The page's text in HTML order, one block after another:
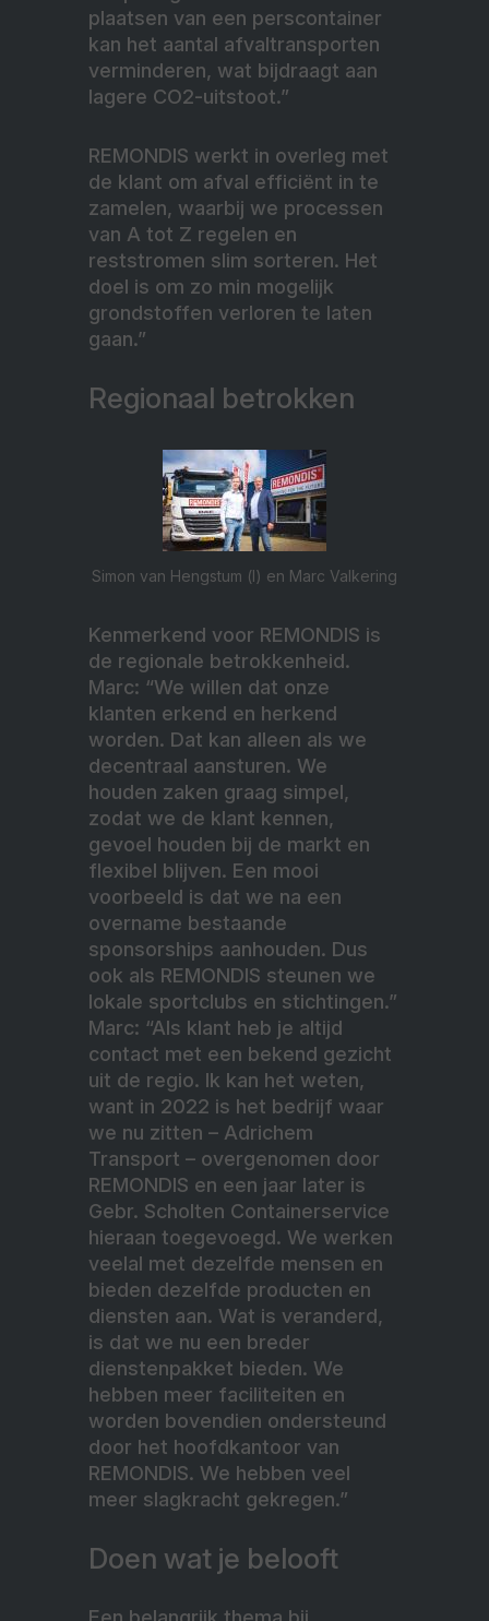
plaatsen van een perscontainer
kan het aantal afvaltransporten
verminderen, wat bijdraagt aan
lagere CO2-uitstoot.”
REMONDIS werkt in overleg met
de klant om afval efficiënt in te
zamelen, waarbij we processen
van A tot Z regelen en
reststromen slim sorteren. Het
doel is om zo min mogelijk
grondstoffen verloren te laten
gaan.”
Regionaal betrokken
Simon van Hengstum (l) en Marc Valkering
Kenmerkend voor REMONDIS is
de regionale betrokkenheid.
Marc: “We willen dat onze
klanten erkend en herkend
worden. Dat kan alleen als we
decentraal aansturen. We
houden zaken graag simpel,
zodat we de klant kennen,
gevoel houden bij de markt en
flexibel blijven. Een mooi
voorbeeld is dat we na een
overname bestaande
sponsorships aanhouden. Dus
ook als REMONDIS steunen we
lokale sportclubs en stichtingen.”
Marc: “Als klant heb je altijd
contact met een bekend gezicht
uit de regio. Ik kan het weten,
want in 2022 is het bedrijf waar
we nu zitten – Adrichem
Transport – overgenomen door
REMONDIS en een jaar later is
Gebr. Scholten Containerservice
hieraan toegevoegd. We werken
veelal met dezelfde mensen en
bieden dezelfde producten en
diensten aan. Wat is veranderd,
is dat we nu een breder
dienstenpakket bieden. We
hebben meer faciliteiten en
worden bovendien ondersteund
door het hoofdkantoor van
REMONDIS. We hebben veel
meer slagkracht gekregen.”
Doen wat je belooft